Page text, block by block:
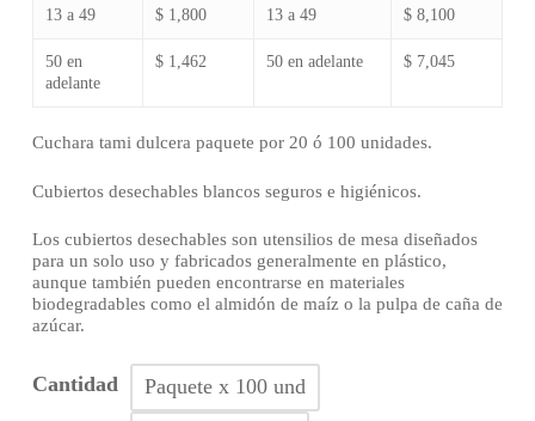
13 a 49 $ 1,800 13 a 49 $ 8,100
50 en
adelante
$ 1,462 50 en adelante $ 7,045
Cuchara tami dulcera paquete por 20 ó 100 unidades.
Cubiertos desechables blancos seguros e higiénicos.
Los cubiertos desechables son utensilios de mesa diseñados
para un solo uso y fabricados generalmente en plástico,
aunque también pueden encontrarse en materiales
biodegradables como el almidón de maíz o la pulpa de caña de
azúcar.
Cantidad
Paquete x 100 und